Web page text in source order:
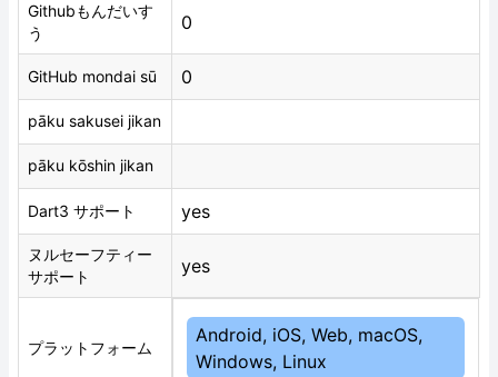
Githubもんだいす
う
0
GitHub mondai sū 0
pāku sakusei jikan
pāku kōshin jikan
Dart3 サポート yes
ヌルセーフティー
サポート
yes
プラットフォーム
Android, iOS, Web, macOS,
Windows, Linux